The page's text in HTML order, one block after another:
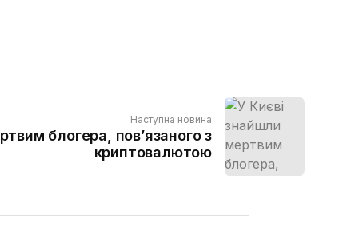
Наступна новина
блогера, пов’язаного з
криптовалютою